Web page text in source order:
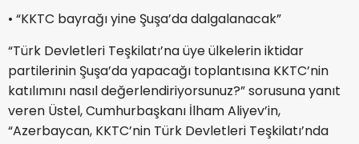
•⁠ ⁠“KKTC bayrağı yine Şuşa’da dalgalanacak”
“Türk Devletleri Teşkilatı’na üye ülkelerin iktidar
partilerinin Şuşa’da yapacağı toplantısına KKTC’nin
katılımını nasıl değerlendiriyorsunuz?” sorusuna yanıt
veren Üstel, Cumhurbaşkanı İlham Aliyev’in,
“Azerbaycan, KKTC’nin Türk Devletleri Teşkilatı’nda